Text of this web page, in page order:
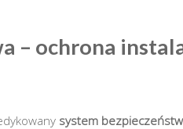
– ochrona
system